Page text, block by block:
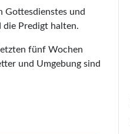
Gottesdienstes und
die Predigt halten.
fünf Wochen
und Umgebung sind